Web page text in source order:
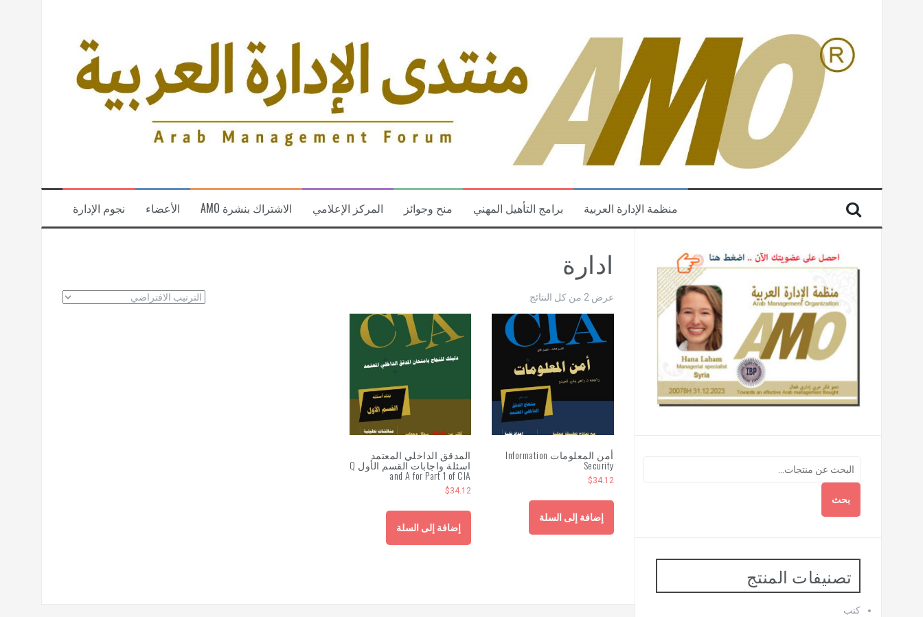
نجوم الإدارة الأعضاء الاشتراك بنشرة AMO المركز الإعلامي منح وجوائز برامج التأهيل المهني منظمة الإدارة العربية
ادارة
عرض ⁦2⁩ من كل النتائج
أمن المعلومات Information
Security
$34.12
إضافة إلى السلة
المدقق الداخلي المعتمد
اسئلة واجابات القسم الأول Q
and A for Part 1 of CIA
$34.12
إضافة إلى السلة
بحث
تصنيفات المنتج
كتب